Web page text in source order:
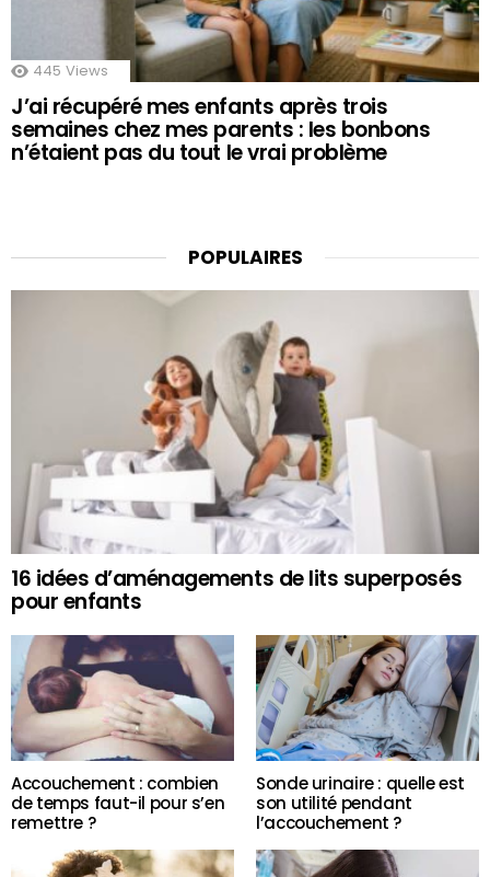
445 Views
J’ai récupéré mes enfants après trois
semaines chez mes parents : les bonbons
n’étaient pas du tout le vrai problème
POPULAIRES
16 idées d’aménagements de lits superposés
pour enfants
Accouchement : combien
de temps faut-il pour s’en
remettre ?
Sonde urinaire : quelle est
son utilité pendant
l’accouchement ?